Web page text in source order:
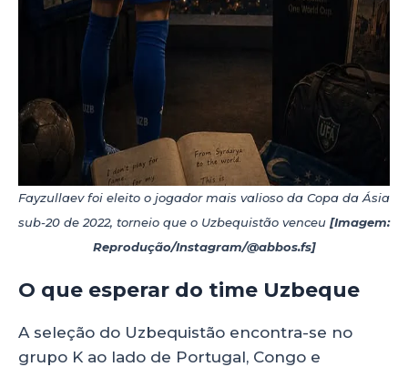
Fayzullaev foi eleito o jogador mais valioso da Copa da Ásia
sub-20 de 2022, torneio que o Uzbequistão venceu [Imagem:
Reprodução/Instagram/@abbos.fs]
O que esperar do time Uzbeque
A seleção do Uzbequistão encontra-se no
grupo K ao lado de Portugal, Congo e